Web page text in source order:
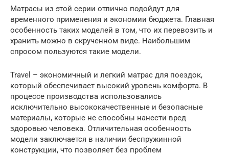
Матрасы из этой серии отлично подойдут для
временного применения и экономии бюджета. Главная
особенность таких моделей в том, что их перевозить и
хранить можно в скрученном виде. Наибольшим
спросом пользуются такие модели.
Travel – экономичный и легкий матрас для поездок,
который обеспечивает высокий уровень комфорта. В
процессе производства использовались
исключительно высококачественные и безопасные
материалы, которые не способны нанести вред
здоровью человека. Отличительная особенность
модели заключается в наличии беспружинной
конструкции, что позволяет без проблем